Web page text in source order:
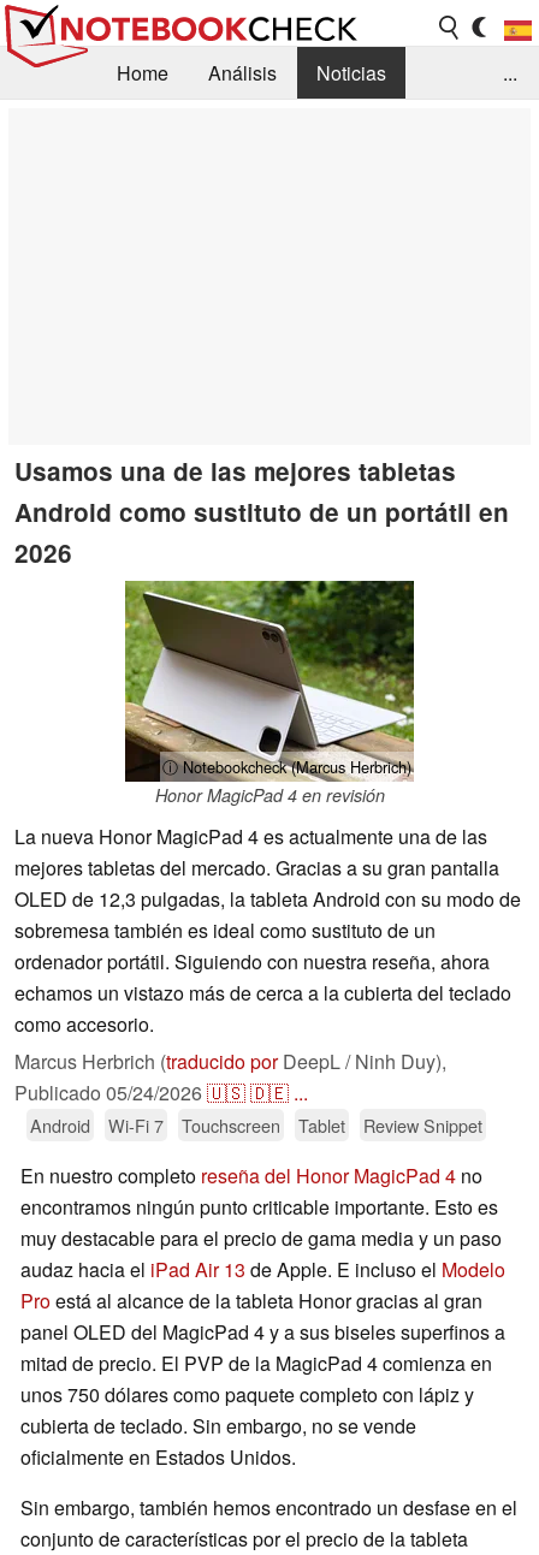
Home Análisis
Noticias
...
Usamos una de las mejores tabletas
Android como sustituto de un portátil en
2026
ⓘ Notebookcheck (Marcus Herbrich)
Honor MagicPad 4 en revisión
La nueva Honor MagicPad 4 es actualmente una de las
mejores tabletas del mercado. Gracias a su gran pantalla
OLED de 12,3 pulgadas, la tableta Android con su modo de
sobremesa también es ideal como sustituto de un
ordenador portátil. Siguiendo con nuestra reseña, ahora
echamos un vistazo más de cerca a la cubierta del teclado
como accesorio.
Marcus Herbrich (traducido porDeepL / Ninh Duy),
Publicado 05/24/2026🇺🇸🇩🇪 ...
Android Wi-Fi 7 Touchscreen Tablet Review Snippet
En nuestro completo reseña del Honor MagicPad 4 no
encontramos ningún punto criticable importante. Esto es
muy destacable para el precio de gama media y un paso
audaz hacia el iPad Air 13 de Apple. E incluso el Modelo
Proestá al alcance de la tableta Honor gracias al gran
panel OLED del MagicPad 4 y a sus biseles superfinos a
mitad de precio. El PVP de la MagicPad 4 comienza en
unos 750 dólares como paquete completo con lápiz y
cubierta de teclado. Sin embargo, no se vende
oficialmente en Estados Unidos.
Sin embargo, también hemos encontrado un desfase en el
conjunto de características por el precio de la tableta